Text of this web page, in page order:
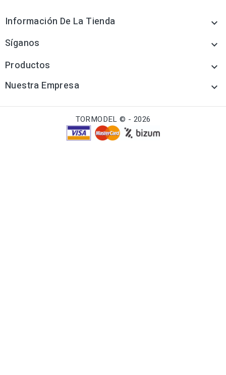
Información De La Tienda 
Síganos 
Productos 
Nuestra Empresa 
TORMODEL © - 2026